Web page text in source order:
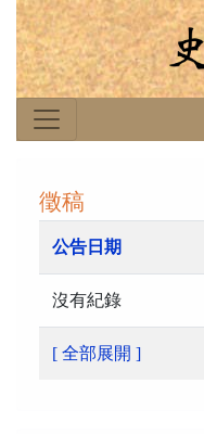
徵稿
公告日期
沒有紀錄
[ 全部展開 ]